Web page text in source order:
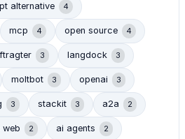
alternative 4
mcp 4 open source 4
3 langdock 3
moltbot 3 openai 3
3 stackit 3 a2a 2
web 2 ai agents 2